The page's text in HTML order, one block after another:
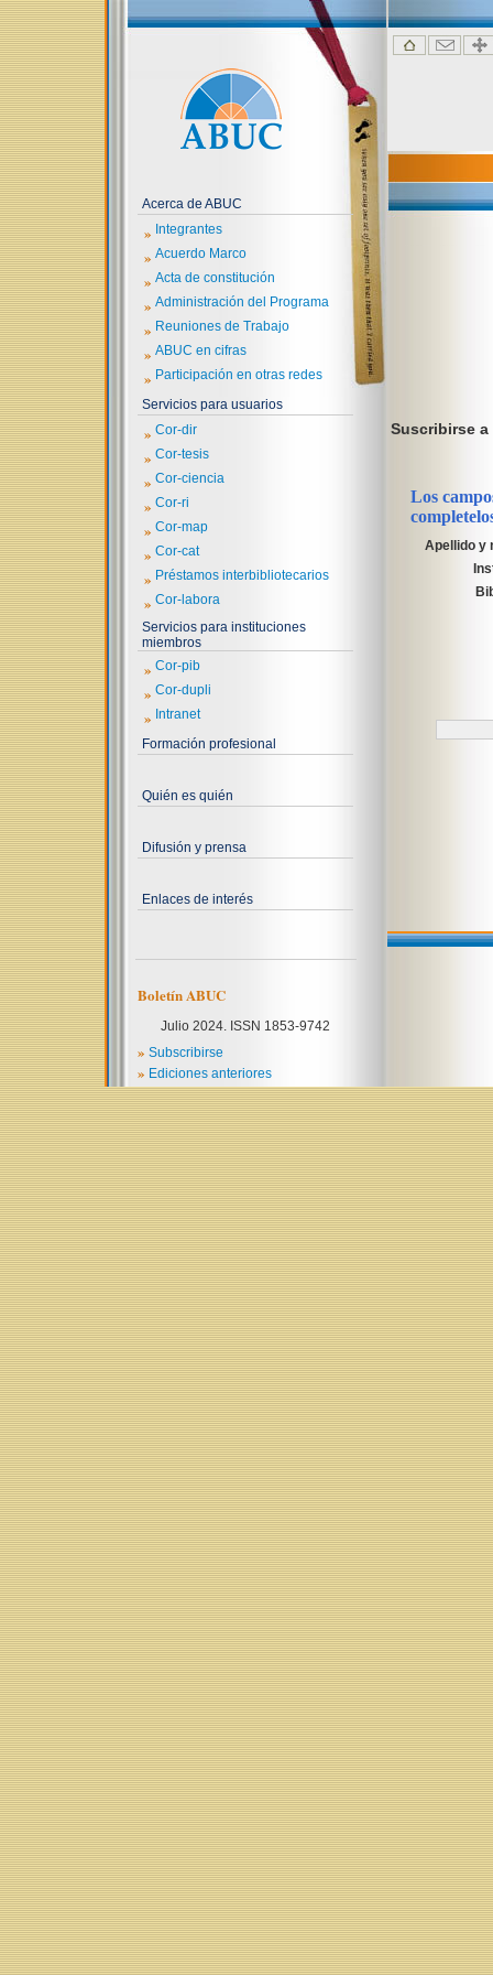
Acerca de ABUC
» Integrantes
» Acuerdo Marco
» Acta de constitución
» Administración del Programa
» Reuniones de Trabajo
» ABUC en cifras
» Participación en otras redes
Servicios para usuarios
» Cor-dir
» Cor-tesis
» Cor-ciencia
» Cor-ri
» Cor-map
» Cor-cat
» Préstamos interbibliotecarios
» Cor-labora
Servicios para instituciones
miembros
» Cor-pib
» Cor-dupli
» Intranet
Formación profesional
Quién es quién
Difusión y prensa
Enlaces de interés
Boletín ABUC
Julio 2024. ISSN 1853-9742
» Subscribirse
» Ediciones anteriores
Suscribirse a
Los
Apellido y